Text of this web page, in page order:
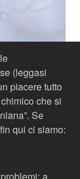
(leggasi
piacere tutto
che si
Se
qui ci siamo: